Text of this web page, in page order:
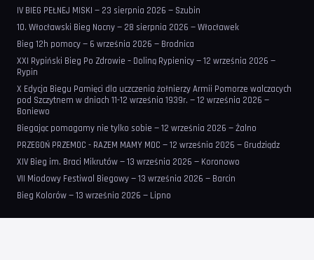
IV BIEG PEŁNEJ MISKI — 23 sierpnia 2026 — Szubin
10. Włocławski Bieg Nocny — 28 sierpnia 2026 — Włocławek
Bieg 12h pomocy — 6 września 2026 — Brodnica
XXI Rypiński Bieg Po Zdrowie – Doliną Rypienicy — 12 września 2026 —
Rypin
X Edycja Biegu Pamięci dla uczczenia żołnierzy Armii Pomorze walczacych
pod Szczytnem w dniach 11-12 września 1939r. — 12 września 2026 —
Boniewo
Biegając pomagamy nie tylko sobie — 12 września 2026 — Żalno
PRZEGOŃ PRZEMOC - RAZEM MAMY MOC — 12 września 2026 — Grudziądz
XIV Bieg im. Braci Mikrutów — 13 września 2026 — Koronowo
VII Miodowy Festiwal Biegowy — 13 września 2026 — Barcin
Bieg Kolorów — 13 września 2026 — Lipno